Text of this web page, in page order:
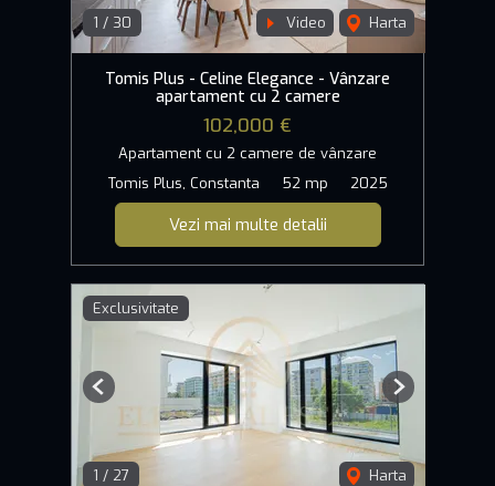
1 / 30 Video Harta
Tomis Plus - Celine Elegance - Vânzare
apartament cu 2 camere
102,000 €
Apartament cu 2 camere de vânzare
Tomis Plus, Constanta
52 mp 2025
Vezi mai multe detalii
Exclusivitate
1 / 27 Harta
Previous Next